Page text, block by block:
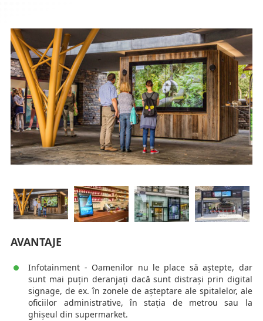
AVANTAJE
Infotainment - Oamenilor nu le place să aștepte, dar
sunt mai puțin deranjați dacă sunt distrași prin digital
signage, de ex. în zonele de așteptare ale spitalelor, ale
oficiilor administrative, în stația de metrou sau la
ghișeul din supermarket.